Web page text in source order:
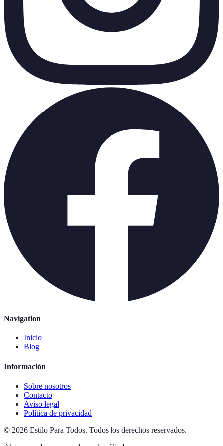
Navigation
Inicio
Blog
Información
Sobre nosotros
Contacto
Aviso legal
Política de privacidad
© 2026 Estilo Para Todos. Todos los derechos reservados.